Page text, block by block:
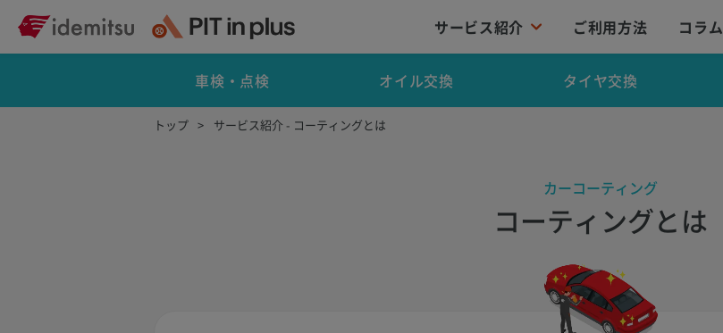
サービス紹介 ご利用方法 コラム
車検・点検 オイル交換 タイヤ交換
トップ サービス紹介 - コーティングとは
カーコーティング
コーティングとは